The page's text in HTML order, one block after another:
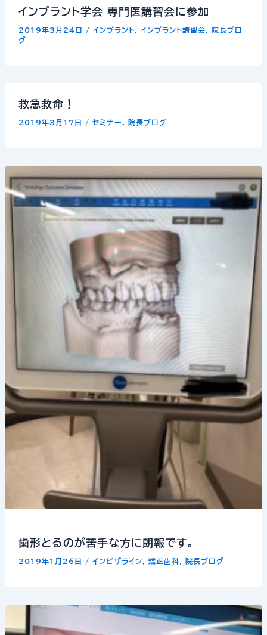
インプラント学会 専門医講習会に参加
2019年3月24日 / インプラント インプラント講習会
院長ブロ
グ
救急救命！
2019年3月17日 / セミナー 院長ブログ
歯形とるのが苦手な方に朗報です。
2019年1月26日 / インビザライン 矯正歯科 院長ブログ